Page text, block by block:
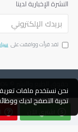
النشرة الإخبارية لدينا
لقد قرأت ووافقت على
محفوظة
نحن نستخدم ملفات تعريف
تجربة التصفح لديك